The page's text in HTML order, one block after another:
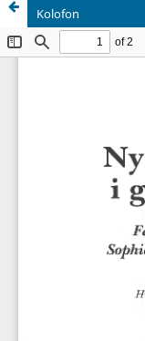
Kolofon